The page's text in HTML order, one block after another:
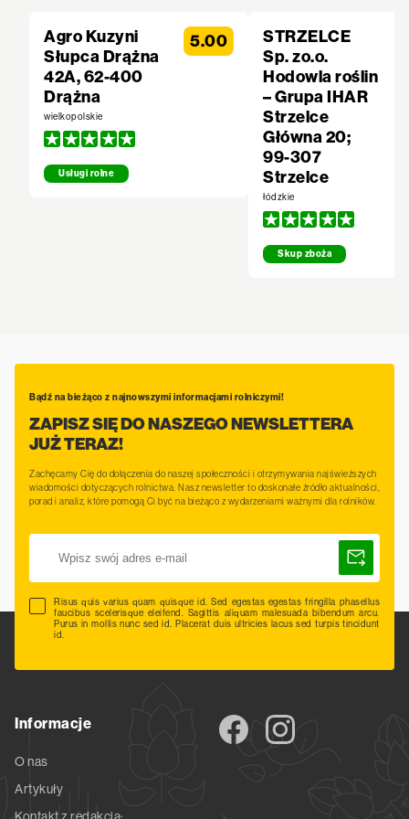
Agro Kuzyni
Słupca Drążna
42A, 62-400
Drążna
wielkopolskie
Usługi rolne
5.00
STRZELCE
Sp. zo.o.
Hodowla roślin
– Grupa IHAR
Strzelce
Główna 20;
99-307
Strzelce
łódzkie
Skup zboża
Bądź na bieżąco z najnowszymi informacjami rolniczymi!
ZAPISZ SIĘ DO NASZEGO NEWSLETTERA
JUŻ TERAZ!
Zachęcamy Cię do dołączenia do naszej społeczności i otrzymywania najświeższych
wiadomości dotyczących rolnictwa. Nasz newsletter to doskonałe źródło aktualności,
porad i analiz, które pomogą Ci być na bieżąco z wydarzeniami ważnymi dla rolników.
Risus quis varius quam quisque id. Sed egestas egestas fringilla phasellus
faucibus scelerisque eleifend. Sagittis aliquam malesuada bibendum arcu.
Purus in mollis nunc sed id. Placerat duis ultricies lacus sed turpis tincidunt
id.
Informacje
O nas
Artykuły